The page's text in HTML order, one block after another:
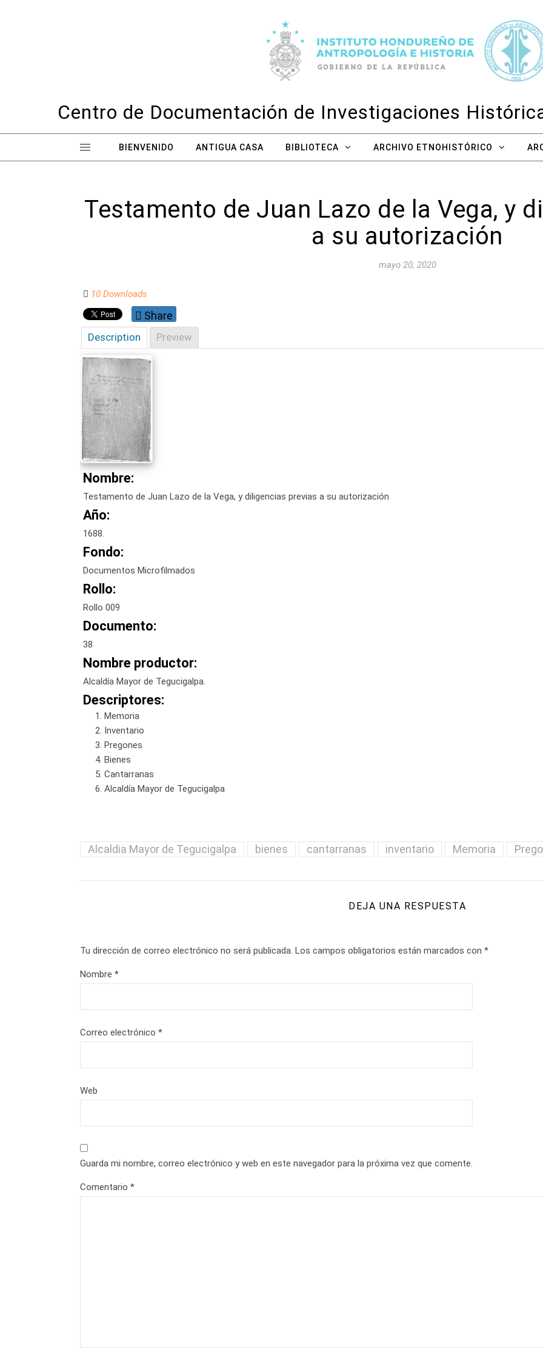
Centro de Documentación de Investigaciones
BIENVENIDO ANTIGUA CASA BIBLIOTECA ARCHIVO ETNOHISTÓRICO
Testamento de Juan Lazo de la Vega, y
a su autorización
mayo 20, 2020
10 Downloads
Share
Description Preview
Nombre:
Testamento de Juan Lazo de la Vega, y diligencias previas a su autorización
Año:
1688.
Fondo:
Documentos Microfilmados
Rollo:
Rollo 009
Documento:
38
Nombre productor:
Alcaldía Mayor de Tegucigalpa.
Descriptores:
Memoria
Inventario
Pregones
Bienes
Cantarranas
Alcaldía Mayor de Tegucigalpa
Alcaldia Mayor de Tegucigalpa bienes cantarranas inventario Memoria
DEJA UNA RESPUESTA
Tu dirección de correo electrónico no será publicada. Los campos obligatorios están marcados con *
Nombre *
Correo electrónico *
Web
Guarda mi nombre, correo electrónico y web en este navegador para la próxima vez que comente.
Comentario *